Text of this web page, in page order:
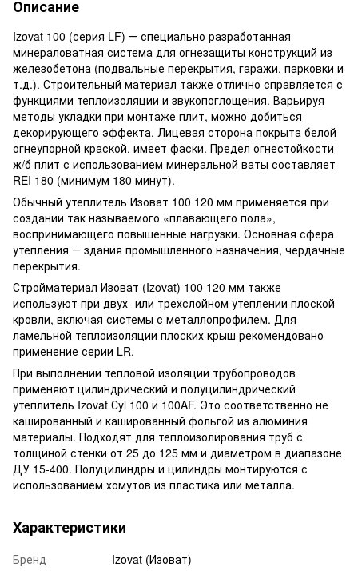
Описание
Izovat 100 (серия LF) ― специально разработанная
минераловатная система для огнезащиты конструкций из
железобетона (подвальные перекрытия, гаражи, парковки и
т.д.). Строительный материал также отлично справляется с
функциями теплоизоляции и звукопоглощения. Варьируя
методы укладки при монтаже плит, можно добиться
декорирующего эффекта. Лицевая сторона покрыта белой
огнеупорной краской, имеет фаски. Предел огнестойкости
ж/б плит с использованием минеральной ваты составляет
REI 180 (минимум 180 минут).
Обычный утеплитель Изоват 100 120 мм применяется при
создании так называемого «плавающего пола»,
воспринимающего повышенные нагрузки. Основная сфера
утепления ― здания промышленного назначения, чердачные
перекрытия.
Стройматериал Изоват (Izovat) 100 120 мм также
используют при двух- или трехслойном утеплении плоской
кровли, включая системы с металлопрофилем. Для
ламельной теплоизоляции плоских крыш рекомендовано
применение серии LR.
При выполнении тепловой изоляции трубопроводов
применяют цилиндрический и полуцилиндрический
утеплитель Izovat Сyl 100 и 100AF. Это соответственно не
кашированный и кашированный фольгой из алюминия
материалы. Подходят для теплоизолирования труб с
толщиной стенки от 25 до 125 мм и диаметром в диапазоне
ДУ 15-400. Полуцилиндры и цилиндры монтируются с
использованием хомутов из пластика или металла.
Характеристики
Бренд
Izovat (Изоват)